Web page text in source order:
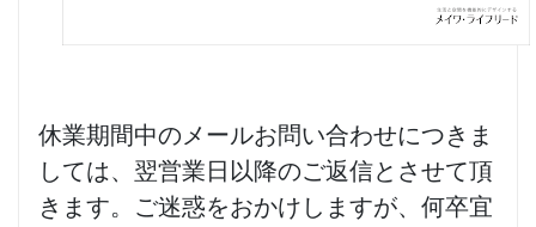
休業期間中のメールお問い合わせにつきま
しては、翌営業日以降のご返信とさせて頂
きます。ご迷惑をおかけしますが、何卒宜